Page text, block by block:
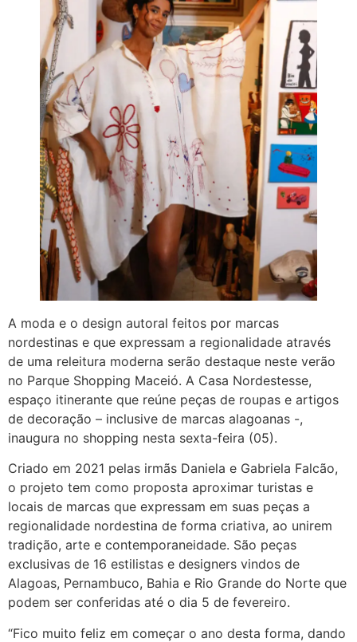
A moda e o design autoral feitos por marcas
nordestinas e que expressam a regionalidade através
de uma releitura moderna serão destaque neste verão
no Parque Shopping Maceió. A Casa Nordestesse,
espaço itinerante que reúne peças de roupas e artigos
de decoração – inclusive de marcas alagoanas -,
inaugura no shopping nesta sexta-feira (05).
Criado em 2021 pelas irmãs Daniela e Gabriela Falcão,
o projeto tem como proposta aproximar turistas e
locais de marcas que expressam em suas peças a
regionalidade nordestina de forma criativa, ao unirem
tradição, arte e contemporaneidade. São peças
exclusivas de 16 estilistas e designers vindos de
Alagoas, Pernambuco, Bahia e Rio Grande do Norte que
podem ser conferidas até o dia 5 de fevereiro.
“Fico muito feliz em começar o ano desta forma, dando